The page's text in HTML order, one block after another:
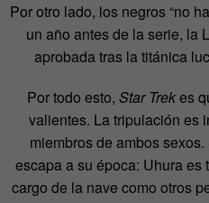
Por otro lado, los negros “no
un año antes de la serie, la
aprobada tras la titánica
Por todo esto, Star Trekes
valientes. La tripulación es
miembros de ambos
escapa a su época: Uhura es
cargo de la nave como otros